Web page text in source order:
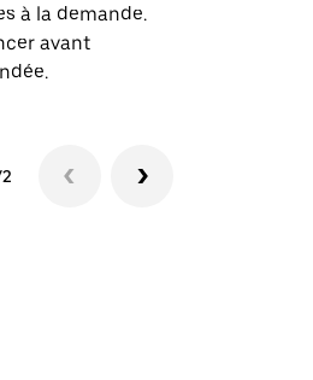
à la demande.
avant